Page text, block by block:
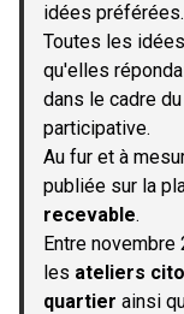
idées préférées.
Toutes les
qu'elles
dans le cadre du
participative.
Au fur et à
publiée sur la
recevable.
Entre
les ateliers
quartier ainsi